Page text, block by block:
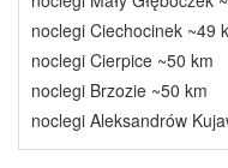
noclegi Ciechocinek ~49
noclegi Cierpice ~50 km
noclegi Brzozie ~50 km
noclegi Aleksandrów